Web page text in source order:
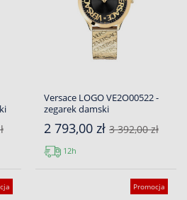
Versace LOGO VE2O00522 -
zegarek damski
2 793,00 zł 3 392,00 zł
12h
Promocja